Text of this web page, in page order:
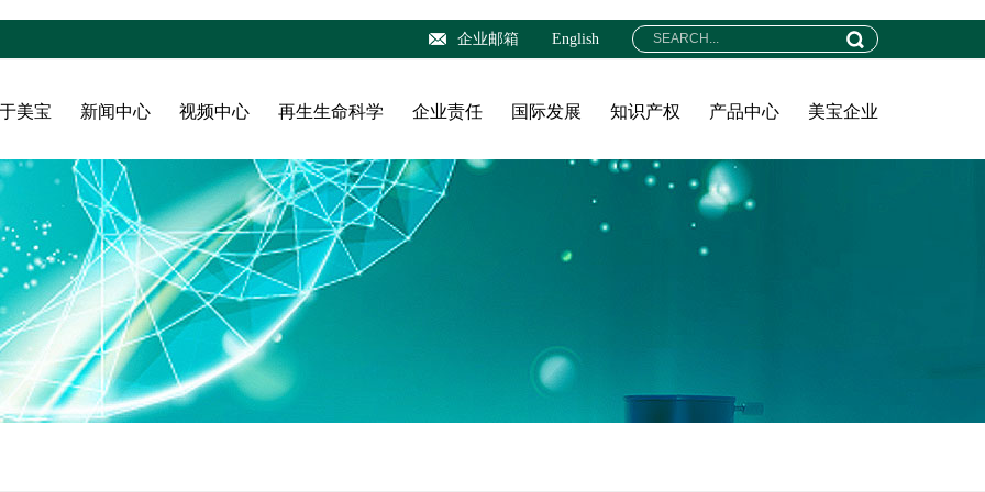
English
企业邮箱
美宝 新闻中心 视频中心 再生生命科学 企业责任 国际发展 知识产权 产品中心 美宝企业